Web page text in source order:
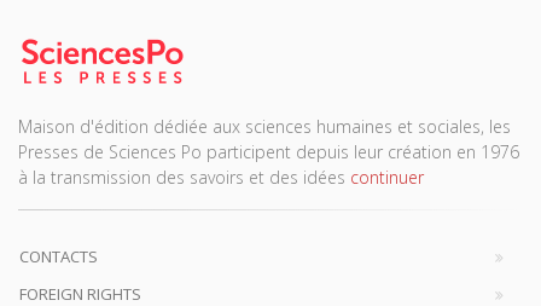
Maison d'édition dédiée aux sciences humaines et sociales, les
Presses de Sciences Po participent depuis leur création en 1976
à la transmission des savoirs et des idées continuer
CONTACTS
FOREIGN RIGHTS